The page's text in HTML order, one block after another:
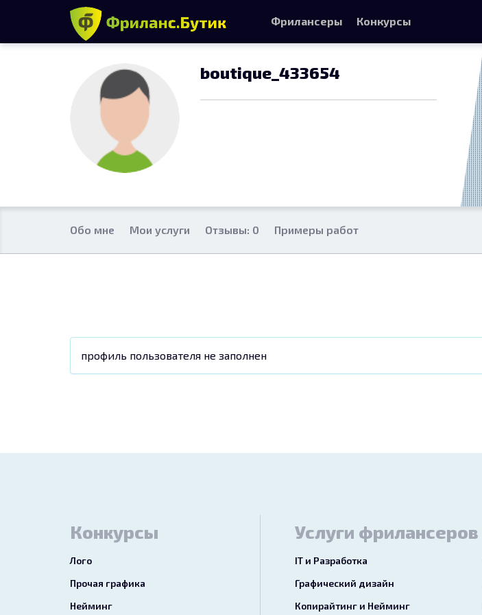
boutique_433654
Обо мне Мои услуги Отзывы: 0 Примеры работ
профиль пользователя не заполнен
Фрилансеры Конкурсы
Конкурсы
Лого
Прочая графика
Нейминг
Услуги фрилансеров
IT и Разработка
Графический дизайн
Копирайтинг и Нейминг